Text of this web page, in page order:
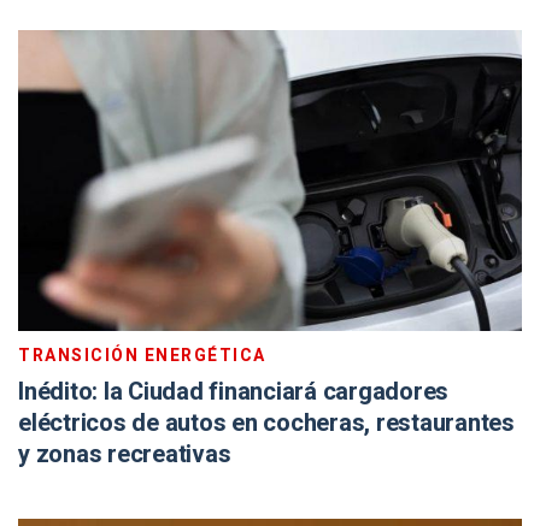
TRANSICIÓN ENERGÉTICA
Inédito: la Ciudad financiará cargadores
eléctricos de autos en cocheras, restaurantes
y zonas recreativas